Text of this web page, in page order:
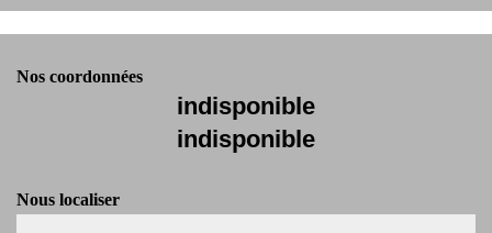
Nos coordonnées
indisponible
indisponible
Nous localiser